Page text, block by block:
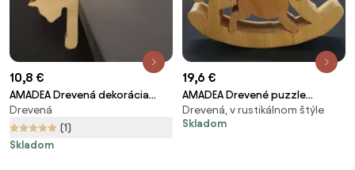
10,8 €
AMADEA Drevená dekorácia
mačka ležiaca, masívne drevo,
17,5x15x2,5
Drevená
(1)
Skladom
19,6 €
AMADEA Drevené puzzle
hojdací kôň, masívne drevo
dvoch druhov drevín, 13,5x11,5x3
Drevená, v rustikálnom štýle
Skladom